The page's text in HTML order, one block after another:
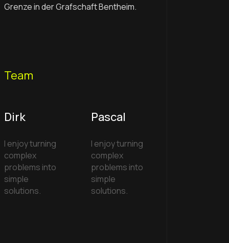
Grenze in der Grafschaft Bentheim.
Team
Dirk
I enjoy turning
complex
problems into
simple
solutions.
Pascal
I enjoy turning
complex
problems into
simple
solutions.